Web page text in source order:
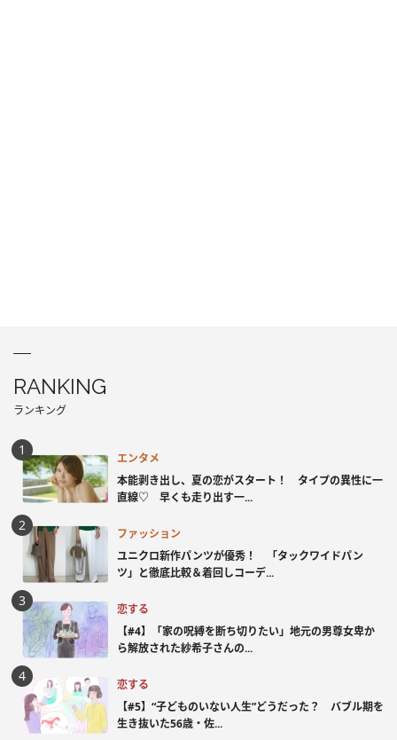
RANKING
ランキング
エンタメ
本能剥き出し、夏の恋がスタート！ タイプの異性に一
直線♡ 早くも走り出す一...
ファッション
ユニクロ新作パンツが優秀！ 「タックワイドパン
ツ」と徹底比較＆着回しコーデ...
恋する
【#4】「家の呪縛を断ち切りたい」地元の男尊女卑か
ら解放された紗希子さんの...
恋する
【#5】“子どものいない人生”どうだった？ バブル期を
生き抜いた56歳・佐...